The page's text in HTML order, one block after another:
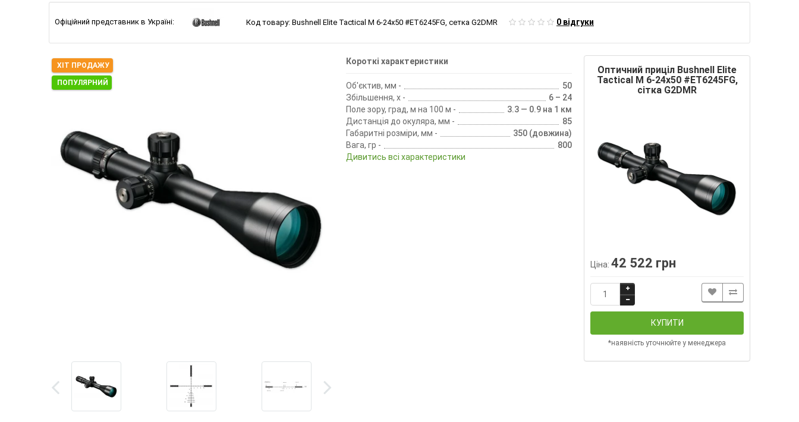
Офіційний представник в Україні: Код товару: Bushnell Elite Tactical M 6-24х50 #ET6245FG, сетка G2DMR 0 відгуки
ХІТ ПРОДАЖУ
ПОПУЛЯРНИЙ
Короткі характеристики
Об'єктив, мм -
50
Збільшення, х -
6 – 24
Поле зору, град, м на 100 м -
3.3 — 0.9 на 1 км
Дистанція до окуляра, мм -
85
Габаритні розміри, мм -
350 (довжина)
Вага, гр -
800
Дивитись всі характеристики
Оптичний приціл Bushnell Elite
Tactical M 6-24х50 #ET6245FG,
сітка G2DMR
Ціна: 42 522 грн
КУПИТИ
*наявність уточнюйте у менеджера